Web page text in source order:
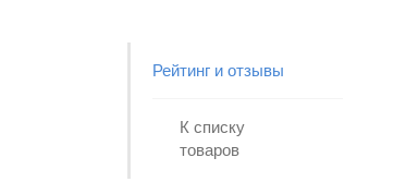
Рейтинг и отзывы
К списку
товаров